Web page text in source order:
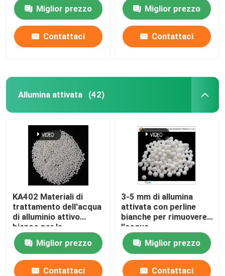
Miglior prezzo
Contattaci
Miglior prezzo
Contattaci
Allumina attivata (42)
KA402 Materiali di
trattamento dell'acqua
di alluminio attivo
bianco per la
defluorazione
Miglior prezzo
Contattaci
3-5 mm di allumina
attivata con perline
bianche per rimuovere
l'acqua
dall'asciugatrice ad
aria
Miglior prezzo
Contattaci